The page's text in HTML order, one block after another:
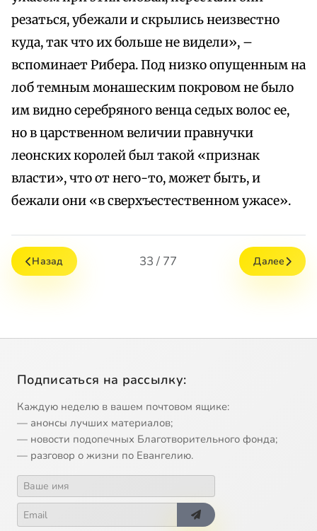
резаться, убежали и скрылись неизвестно
куда, так что их больше не видели», –
вспоминает Рибера. Под низко опущенным на
лоб темным монашеским покровом не было
им видно серебряного венца седых волос ее,
но в царственном величии правнучки
леонских королей был такой «признак
власти», что от него-то, может быть, и
бежали они «в сверхъестественном ужасе».
Назад 33 / 77 Далее
Подписаться на рассылку:
Каждую неделю в вашем почтовом ящике:
— анонсы лучших материалов;
— новости подопечных Благотворительного фонда;
— разговор о жизни по Евангелию.